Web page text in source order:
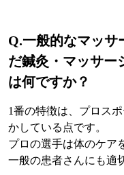
Q.一般的なマッサ
だ鍼灸・マッサー
は何ですか？
1番の特徴は、プロス
かしている点です。
プロの選手は体のケア
一般の患者さんにも適